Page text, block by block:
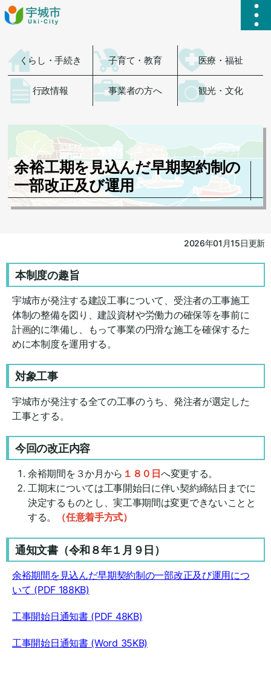
ハ
くらし・手続き 子育て・教育 医療・福祉
行政情報 事業者の方へ 観光・文化
余裕工期を見込んだ早期契約制の
一部改正及び運用
2026年01月15日更新
本制度の趣旨
宇城市が発注する建設工事について、受注者の工事施工
体制の整備を図り、建設資材や労働力の確保等を事前に
計画的に準備し、もって事業の円滑な施工を確保するた
めに本制度を運用する。
対象工事
宇城市が発注する全ての工事のうち、発注者が選定した
工事とする。
今回の改正内容
余裕期間を３か月から １８０日へ変更する。
工期末については工事開始日に伴い契約締結日までに
決定するものとし、実工事期間は変更できないことと
する。
（任意着手方式）
通知文書（令和８年１月９日）
余裕期間を見込んだ早期契約制の一部改正及び運用につ
いて (PDF 188KB)
工事開始日通知書(PDF 48KB)
工事開始日通知書(Word 35KB)